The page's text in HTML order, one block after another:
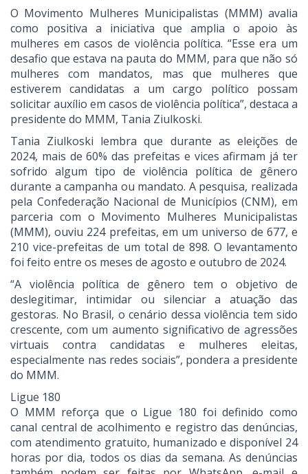
O Movimento Mulheres Municipalistas (MMM) avalia
como positiva a iniciativa que amplia o apoio às
mulheres em casos de violência política. “Esse era um
desafio que estava na pauta do MMM, para que não só
mulheres com mandatos, mas que mulheres que
estiverem candidatas a um cargo político possam
solicitar auxílio em casos de violência política”, destaca a
presidente do MMM, Tania Ziulkoski.
Tania Ziulkoski lembra que durante as eleições de
2024, mais de 60% das prefeitas e vices afirmam já ter
sofrido algum tipo de violência política de gênero
durante a campanha ou mandato. A pesquisa, realizada
pela Confederação Nacional de Municípios (CNM), em
parceria com o Movimento Mulheres Municipalistas
(MMM), ouviu 224 prefeitas, em um universo de 677, e
210 vice-prefeitas de um total de 898. O levantamento
foi feito entre os meses de agosto e outubro de 2024.
“A violência política de gênero tem o objetivo de
deslegitimar, intimidar ou silenciar a atuação das
gestoras. No Brasil, o cenário dessa violência tem sido
crescente, com um aumento significativo de agressões
virtuais contra candidatas e mulheres eleitas,
especialmente nas redes sociais”, pondera a presidente
do MMM.
Ligue 180
O MMM reforça que o Ligue 180 foi definido como
canal central de acolhimento e registro das denúncias,
com atendimento gratuito, humanizado e disponível 24
horas por dia, todos os dias da semana. As denúncias